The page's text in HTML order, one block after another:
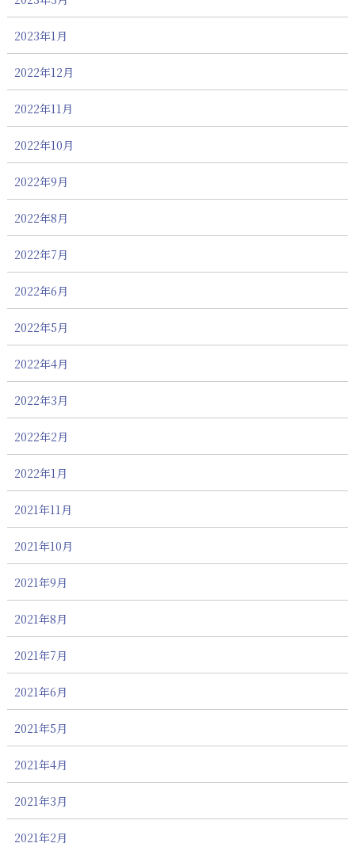
2023年1月
2022年12月
2022年11月
2022年10月
2022年9月
2022年8月
2022年7月
2022年6月
2022年5月
2022年4月
2022年3月
2022年2月
2022年1月
2021年11月
2021年10月
2021年9月
2021年8月
2021年7月
2021年6月
2021年5月
2021年4月
2021年3月
2021年2月